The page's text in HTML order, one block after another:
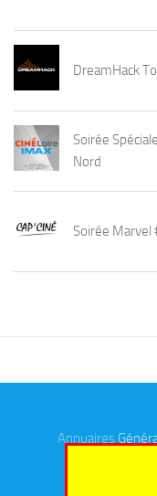
DreamHack
Soirée
Nord
Soirée Marvel
Annuaires